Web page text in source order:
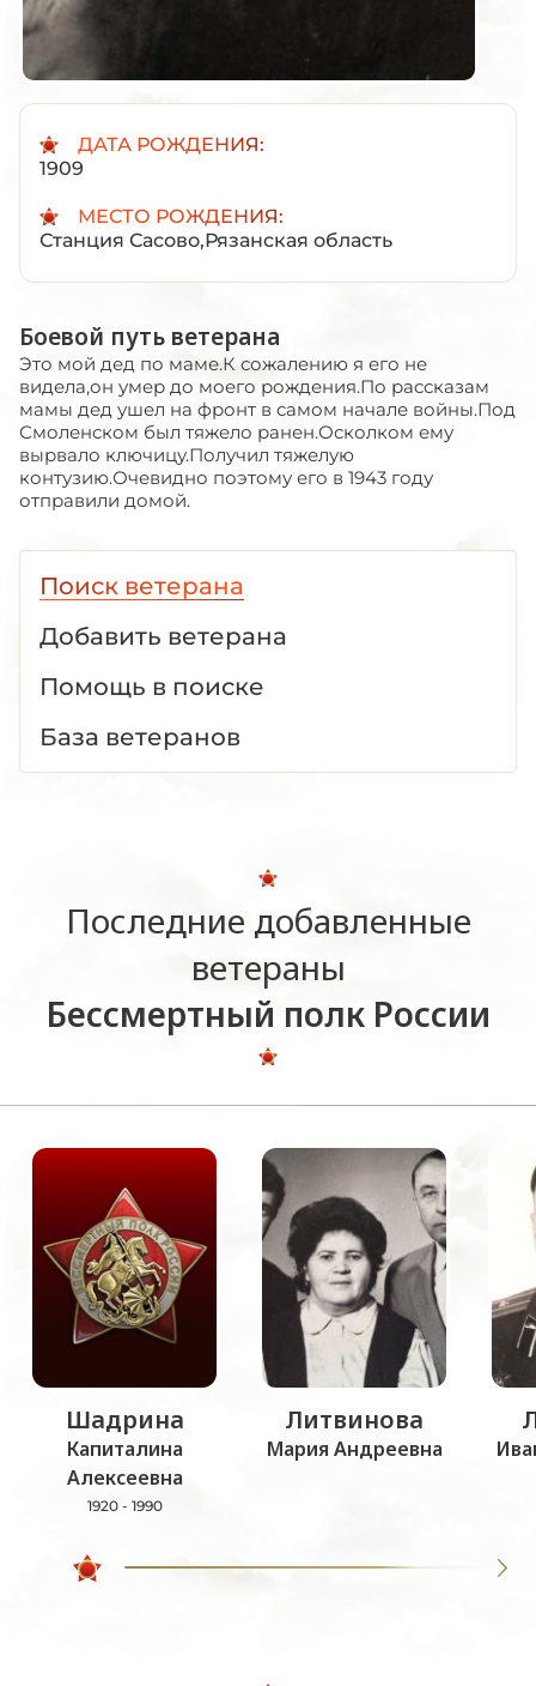
ДАТА РОЖДЕНИЯ:
1909
МЕСТО РОЖДЕНИЯ:
Станция Сасово,Рязанская область
Боевой путь ветерана
Это мой дед по маме.К сожалению я его не
видела,он умер до моего рождения.По рассказам
мамы дед ушел на фронт в самом начале войны.Под
Смоленском был тяжело ранен.Осколком ему
вырвало ключицу.Получил тяжелую
контузию.Очевидно поэтому его в 1943 году
отправили домой.
Поиск ветерана
Добавить ветерана
Помощь в поиске
База ветеранов
Последние добавленные
ветераны
Бессмертный полк России
Шадрина
Капиталина
Алексеевна
1920 - 1990
Литвинова
Мария Андреевна